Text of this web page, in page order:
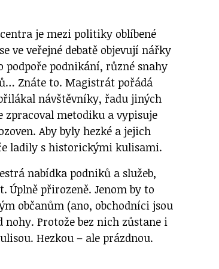
je mezi politiky oblíbené
ve veřejné debatě objevují nářky
podpoře podnikání, různé snahy
Znáte to. Magistrát pořádá
návštěvníky, řadu jiných
zpracoval metodiku a vypisuje
Aby byly hezké a jejich
ladily s historickými kulisami.
nabídka podniků a služeb,
Úplně přirozeně. Jenom by to
občanům (ano, obchodníci jsou
Protože bez nich zůstane i
Hezkou – ale prázdnou.